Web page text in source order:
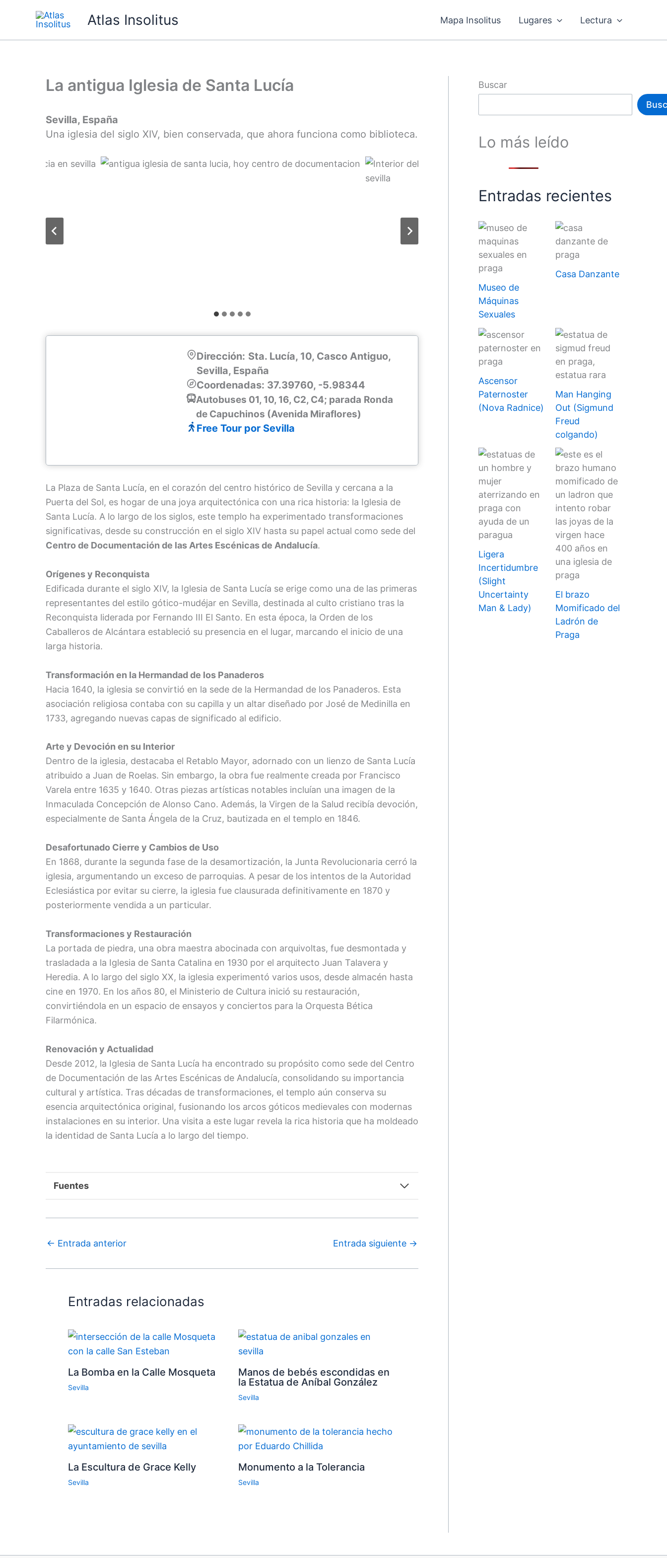
Atlas Insolitus Mapa Insolitus Lugares Lectura
La antigua Iglesia de Santa Lucía
Sevilla, España
Una iglesia del siglo XIV, bien conservada, que ahora funciona como biblioteca.
Dirección: Sta. Lucía, 10, Casco Antiguo,
Sevilla, España
Coordenadas: 37.39760, -5.98344
Autobuses 01, 10, 16, C2, C4; parada Ronda
de Capuchinos (Avenida Miraflores)
Free Tour por Sevilla
La Plaza de Santa Lucía, en el corazón del centro histórico de Sevilla y cercana a la
Puerta del Sol, es hogar de una joya arquitectónica con una rica historia: la Iglesia de
Santa Lucía. A lo largo de los siglos, este templo ha experimentado transformaciones
significativas, desde su construcción en el siglo XIV hasta su papel actual como sede del
Centro de Documentación de las Artes Escénicas de Andalucía.
Orígenes y Reconquista
Edificada durante el siglo XIV, la Iglesia de Santa Lucía se erige como una de las primeras
representantes del estilo gótico-mudéjar en Sevilla, destinada al culto cristiano tras la
Reconquista liderada por Fernando III El Santo. En esta época, la Orden de los
Caballeros de Alcántara estableció su presencia en el lugar, marcando el inicio de una
larga historia.
Transformación en la Hermandad de los Panaderos
Hacia 1640, la iglesia se convirtió en la sede de la Hermandad de los Panaderos. Esta
asociación religiosa contaba con su capilla y un altar diseñado por José de Medinilla en
1733, agregando nuevas capas de significado al edificio.
Arte y Devoción en su Interior
Dentro de la iglesia, destacaba el Retablo Mayor, adornado con un lienzo de Santa Lucía
atribuido a Juan de Roelas. Sin embargo, la obra fue realmente creada por Francisco
Varela entre 1635 y 1640. Otras piezas artísticas notables incluían una imagen de la
Inmaculada Concepción de Alonso Cano. Además, la Virgen de la Salud recibía devoción,
especialmente de Santa Ángela de la Cruz, bautizada en el templo en 1846.
Desafortunado Cierre y Cambios de Uso
En 1868, durante la segunda fase de la desamortización, la Junta Revolucionaria cerró la
iglesia, argumentando un exceso de parroquias. A pesar de los intentos de la Autoridad
Eclesiástica por evitar su cierre, la iglesia fue clausurada definitivamente en 1870 y
posteriormente vendida a un particular.
Transformaciones y Restauración
La portada de piedra, una obra maestra abocinada con arquivoltas, fue desmontada y
trasladada a la Iglesia de Santa Catalina en 1930 por el arquitecto Juan Talavera y
Heredia. A lo largo del siglo XX, la iglesia experimentó varios usos, desde almacén hasta
cine en 1970. En los años 80, el Ministerio de Cultura inició su restauración,
convirtiéndola en un espacio de ensayos y conciertos para la Orquesta Bética
Filarmónica.
Renovación y Actualidad
Desde 2012, la Iglesia de Santa Lucía ha encontrado su propósito como sede del Centro
de Documentación de las Artes Escénicas de Andalucía, consolidando su importancia
cultural y artística. Tras décadas de transformaciones, el templo aún conserva su
esencia arquitectónica original, fusionando los arcos góticos medievales con modernas
instalaciones en su interior. Una visita a este lugar revela la rica historia que ha moldeado
la identidad de Santa Lucía a lo largo del tiempo.
Fuentes
← Entrada anterior Entrada siguiente →
Entradas relacionadas
La Bomba en la Calle Mosqueta
Sevilla
Manos de bebés escondidas en
la Estatua de Aníbal González
Sevilla
La Escultura de Grace Kelly
Sevilla
Monumento a la Tolerancia
Sevilla
Buscar
Lo más leído
Entradas recientes
Museo de
Máquinas
Sexuales
Casa Danzante
Ascensor
Paternoster
(Nova Radnice)
Man Hanging
Out (Sigmund
Freud
colgando)
Ligera
Incertidumbre
(Slight
Uncertainty
Man & Lady)
El brazo
Momificado del
Ladrón de
Praga